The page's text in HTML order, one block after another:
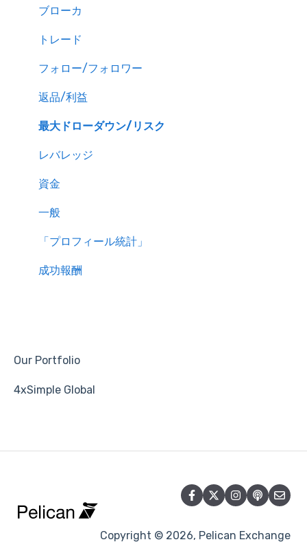
ブローカ
トレード
フォロー/フォロワー
返品/利益
最大ドローダウン/リスク
レバレッジ
資金
一般
「プロフィール統計」
成功報酬
Our Portfolio
4xSimple Global
Copyright © 2026, Pelican Exchange